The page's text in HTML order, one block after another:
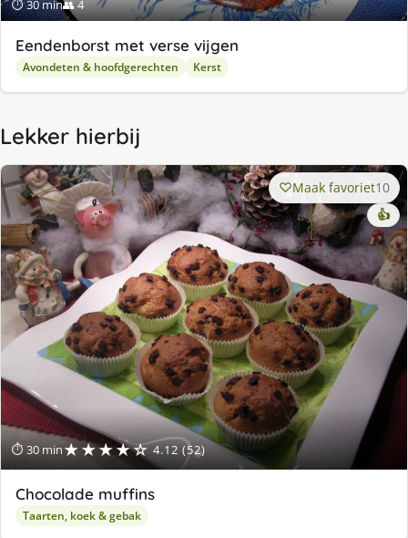
⏱ 30 min👥 4
Eendenborst met verse vijgen
Avondeten & hoofdgerechten Kerst
Lekker hierbij
⏱ 30 min★★★★☆ 4.12 (52)
Maak favoriet10
👍
Chocolade muffins
Taarten, koek & gebak